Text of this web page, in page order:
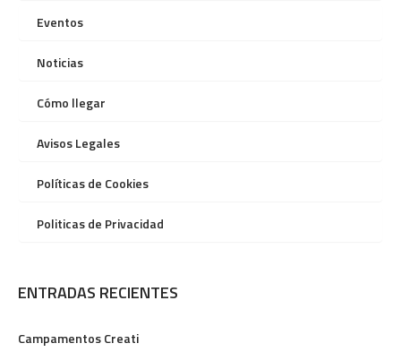
Eventos
Noticias
Cómo llegar
Avisos Legales
Políticas de Cookies
Politicas de Privacidad
ENTRADAS RECIENTES
Campamentos Creati